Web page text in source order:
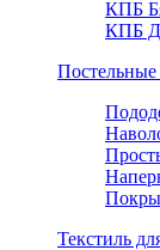
КПБ
КПБ
Текстиль